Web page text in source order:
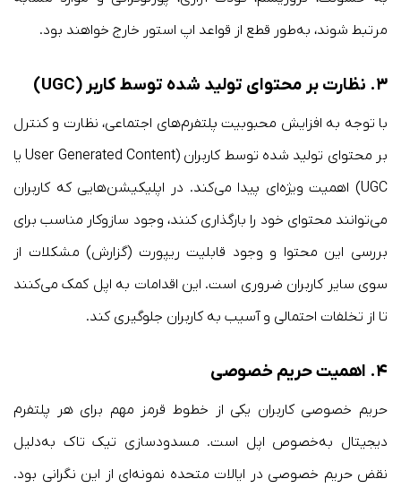
مرتبط شوند، به‌طور قطع از قواعد اپ استور خارج خواهند بود.
۳. نظارت بر محتوای تولید شده توسط کاربر (UGC)
با توجه به افزایش محبوبیت پلتفرم‌های اجتماعی، نظارت و کنترل
بر محتوای تولید شده توسط کاربران (User Generated Content یا
UGC) اهمیت ویژه‌ای پیدا می‌کند. در اپلیکیشن‌هایی که کاربران
می‌توانند محتوای خود را بارگذاری کنند، وجود سازوکار مناسب برای
بررسی این محتوا و وجود قابلیت ریپورت (گزارش) مشکلات از
سوی سایر کاربران ضروری است. این اقدامات به اپل کمک می‌کنند
تا از تخلفات احتمالی و آسیب به کاربران جلوگیری کند.
۴. اهمیت حریم خصوصی
حریم خصوصی کاربران یکی از خطوط قرمز مهم برای هر پلتفرم
دیجیتال به‌خصوص اپل است. مسدودسازی تیک تاک به‌دلیل
نقض حریم خصوصی در ایالات متحده نمونه‌ای از این نگرانی بود.